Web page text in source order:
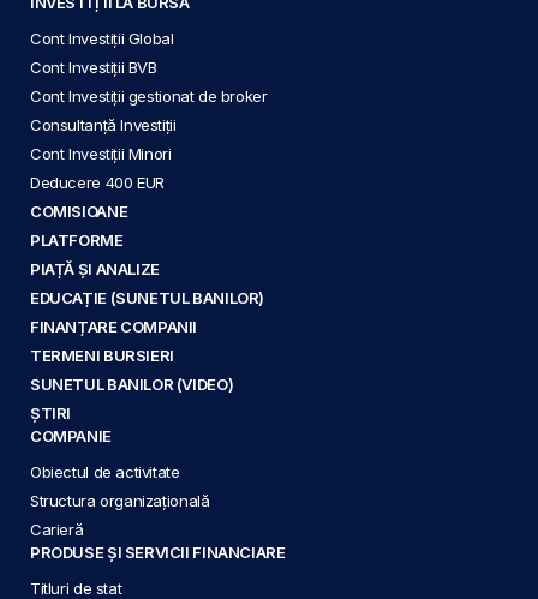
Cont Investiții Global
Cont Investiții BVB
Cont Investiții gestionat de broker
Consultanță Investiții
Cont Investiții Minori
Deducere 400 EUR
COMISIOANE
PLATFORME
PIAȚĂ ȘI ANALIZE
EDUCAȚIE (SUNETUL BANILOR)
FINANȚARE COMPANII
TERMENI BURSIERI
SUNETUL BANILOR (VIDEO)
ȘTIRI
COMPANIE
Obiectul de activitate
Structura organizațională
Carieră
PRODUSE ȘI SERVICII FINANCIARE
Titluri de stat